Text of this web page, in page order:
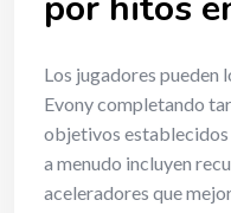
Los jugadores pueden
Evony completando
objetivos establecidos
a menudo incluyen
aceleradores que